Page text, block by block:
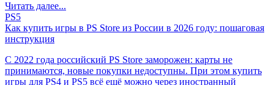
Читать далее...
PS5
Как купить игры в PS Store из России в 2026 году: пошаговая
инструкция
С 2022 года российский PS Store заморожен: карты не
принимаются, новые покупки недоступны. При этом купить
игры для PS4 и PS5 всё ещё можно через иностранный